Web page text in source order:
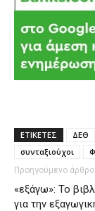
ΕΤΙΚΕΤΕΣ ΔΕΘ
συνταξιούχοι
Προηγούμενο άρθρο
«εξάγω»: Το
για την